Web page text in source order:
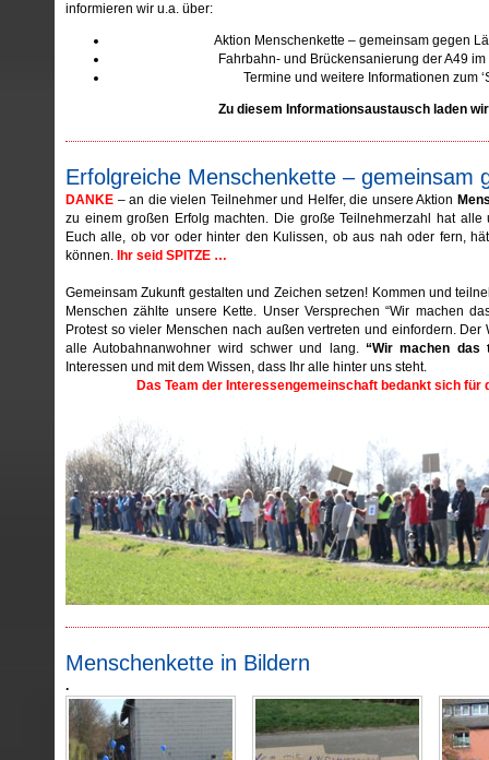
informieren wir u.a. über:
Aktion Menschenkette – gemeinsam gegen
Fahrbahn- und Brückensanierung der A49
Termine und weitere Informationen zum
Zu diesem Informationsaustausch laden
Erfolgreiche Menschenkette – gemeinsam
DANKE – an die vielen Teilnehmer und Helfer, die unsere Aktion
zu einem großen Erfolg machten. Die große Teilnehmerzahl hat alle
Euch alle, ob vor oder hinter den Kulissen, ob aus nah oder fern,
können. Ihr seid SPITZE …
Gemeinsam Zukunft gestalten und Zeichen setzen! Kommen und
Menschen zählte unsere Kette. Unser Versprechen “Wir machen
Protest so vieler Menschen nach außen vertreten und einfordern.
alle Autobahnanwohner wird schwer und lang. “Wir machen das
Interessen und mit dem Wissen, dass Ihr alle hinter uns steht.
Das Team der Interessengemeinschaft bedankt sich für
Menschenkette in Bildern
.